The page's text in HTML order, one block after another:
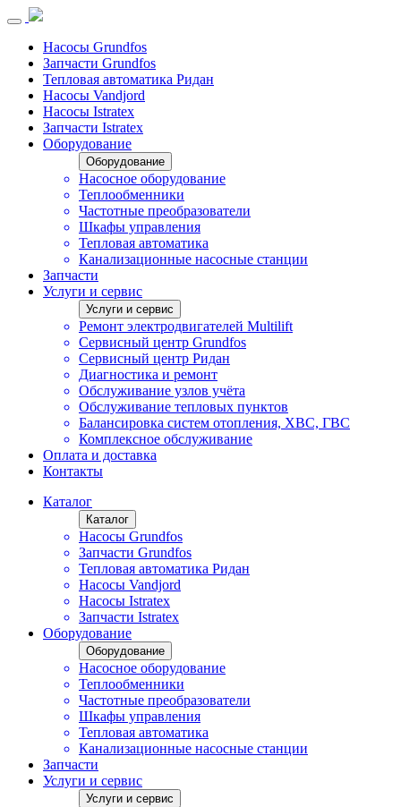
Насосы Grundfos
Запчасти Grundfos
Тепловая автоматика Ридан
Насосы Vandjord
Насосы Istratex
Запчасти Istratex
Оборудование
Оборудование
Насосное оборудование
Теплообменники
Частотные преобразователи
Шкафы управления
Тепловая автоматика
Канализационные насосные станции
Запчасти
Услуги и сервис
Услуги и сервис
Ремонт электродвигателей Multilift
Сервисный центр Grundfos
Сервисный центр Ридан
Диагностика и ремонт
Обслуживание узлов учёта
Обслуживание тепловых пунктов
Балансировка систем отопления, ХВС, ГВС
Комплексное обслуживание
Оплата и доставка
Контакты
Каталог
Каталог
Насосы Grundfos
Запчасти Grundfos
Тепловая автоматика Ридан
Насосы Vandjord
Насосы Istratex
Запчасти Istratex
Оборудование
Оборудование
Насосное оборудование
Теплообменники
Частотные преобразователи
Шкафы управления
Тепловая автоматика
Канализационные насосные станции
Запчасти
Услуги и сервис
Услуги и сервис